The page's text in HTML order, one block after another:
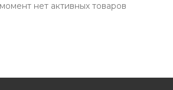
нет активных товаров